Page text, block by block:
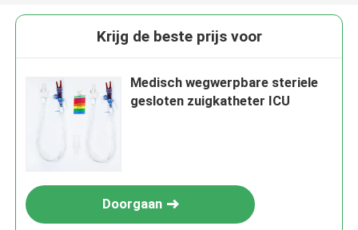
Krijg de beste prijs voor
Medisch wegwerpbare steriele
gesloten zuigkatheter ICU
Doorgaan